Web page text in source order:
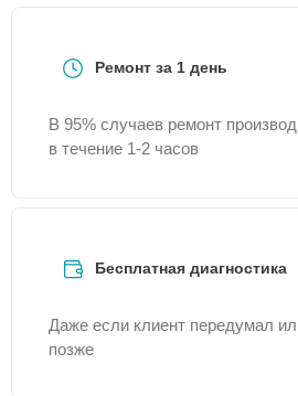
Ремонт за 1 день
В 95% случаев ремонт
в течение 1-2 часов
Бесплатная диагностика
Даже если клиент передумал
позже